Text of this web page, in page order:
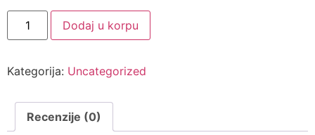
Dodaj u korpu
Kategorija: Uncategorized
Recenzije (0)